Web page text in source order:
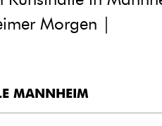
Morgen |
MANNHEIM